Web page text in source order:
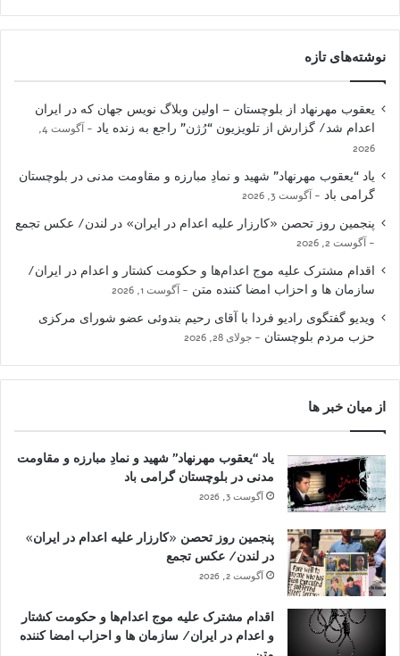
نوشته‌های تازه
یعقوب مهرنهاد از بلوچستان – اولین وبلاگ نویس جهان که در ایران
اعدام شد/ گزارش از تلویزیون “رُژن” راجع به زنده یاد
آگوست 4,
2026
یاد “یعقوب مهرنهاد” شهید و نمادِ مبارزه و مقاومت مدنی در بلوچستان
گرامی باد
آگوست 3, 2026
پنجمین روز تحصن «کارزار علیه اعدام در ایران» در لندن/ عکس تجمع
آگوست 2, 2026
اقدام مشترک علیه موج اعدام‌ها و حکومت کشتار و اعدام در ایران/
سازمان ها و احزاب امضا کننده متن
آگوست 1, 2026
ویدیو گفتگوی رادیو فردا با آقای رحیم بندوئی عضو شورای مرکزی
حزب مردم بلوچستان
جولای 28, 2026
از میان خبر ها
یاد “یعقوب مهرنهاد” شهید و نمادِ مبارزه و مقاومت
مدنی در بلوچستان گرامی باد
آگوست 3, 2026
پنجمین روز تحصن «کارزار علیه اعدام در ایران»
در لندن/ عکس تجمع
آگوست 2, 2026
اقدام مشترک علیه موج اعدام‌ها و حکومت کشتار
و اعدام در ایران/ سازمان ها و احزاب امضا کننده